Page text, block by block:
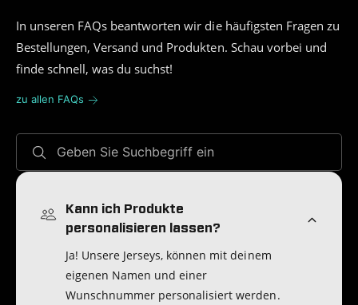
In unseren FAQs beantworten wir die häufigsten Fragen zu
Bestellungen, Versand und Produkten. Schau vorbei und
finde schnell, was du suchst!
zu allen FAQs
Geben Sie Suchbegriff ein
Kann ich Produkte
personalisieren lassen?
Ja! Unsere Jerseys, können mit deinem
eigenen Namen und einer
Wunschnummer personalisiert werden.